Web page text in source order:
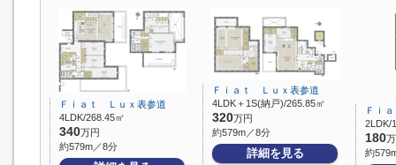
Ｆｉａｔ Ｌｕｘ表参道
4LDK/268.45㎡
340万円
約579m／8分
Ｆｉａｔ Ｌｕｘ表参道
4LDK＋1S(納戸)/265.85㎡
320万円
約579m／8分
詳細を見る
Ｆｉ
2LDK/
180
約